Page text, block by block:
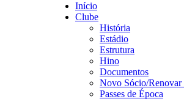
Início
Clube
História
Estádio
Estrutura
Hino
Documentos
Novo Sócio/Renovar
Passes de Época